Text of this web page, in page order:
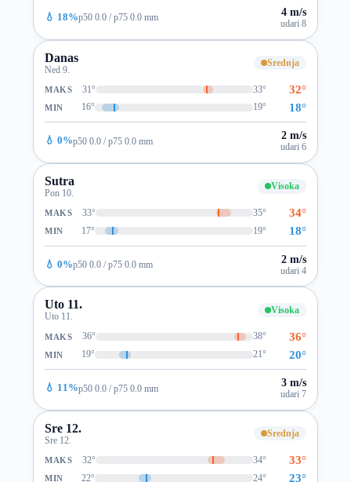
💧 18%p50 0.0 / p75 0.0 mm 4 m/s
udari 8
Danas
Ned 9.
Srednja
MAKS 31° 33° 32°
MIN 16° 19° 18°
💧 0%p50 0.0 / p75 0.0 mm 2 m/s
udari 6
Sutra
Pon 10.
Visoka
MAKS 33° 35° 34°
MIN 17° 19° 18°
💧 0%p50 0.0 / p75 0.0 mm 2 m/s
udari 4
Uto 11.
Uto 11.
Visoka
MAKS 36° 38° 36°
MIN 19° 21° 20°
💧 11%p50 0.0 / p75 0.0 mm 3 m/s
udari 7
Sre 12.
Sre 12.
Srednja
MAKS 32° 34° 33°
MIN 22° 24° 23°